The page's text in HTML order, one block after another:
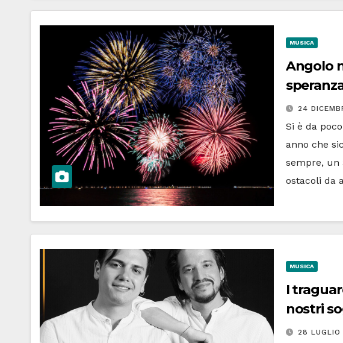
MUSICA
Angolo
24
Si è da
anno che
sempre, un
ostacoli da
MUSICA
I
nostri
28